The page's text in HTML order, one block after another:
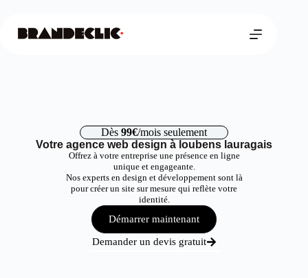
Dès 99€/mois seulement
Votre agence web design à loubens lauragais
Offrez à votre entreprise une présence en ligne
unique et engageante.
Nos experts en design et développement sont là
pour créer un site sur mesure qui reflète votre
identité.
Démarrer maintenant
Demander un devis gratuit